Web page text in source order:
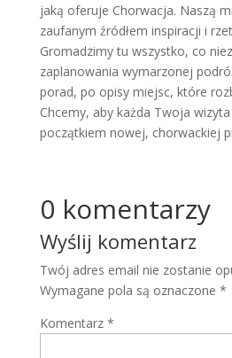
jaką oferuje Chorwacja. Naszą
zaufanym źródłem inspiracji i
Gromadzimy tu wszystko, co
zaplanowania wymarzonej
porad, po opisy miejsc, które
Chcemy, aby każda Twoja
początkiem nowej, chorwackiej
0 komentarzy
Wyślij komentarz
Twój adres email nie zostanie
Wymagane pola są oznaczone *
Komentarz *